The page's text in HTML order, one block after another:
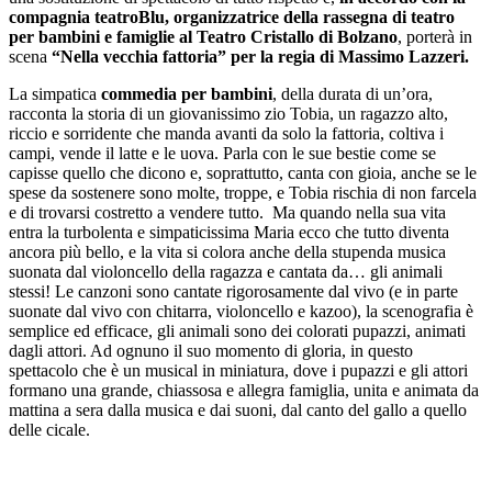
compagnia teatroBlu, organizzatrice della rassegna di teatro
per bambini e famiglie al Teatro Cristallo di Bolzano, porterà in
scena “Nella vecchia fattoria” per la regia di Massimo Lazzeri.
La simpatica commedia per bambini, della durata di un’ora,
racconta la storia di un giovanissimo zio Tobia, un ragazzo alto,
riccio e sorridente che manda avanti da solo la fattoria, coltiva i
campi, vende il latte e le uova. Parla con le sue bestie come se
capisse quello che dicono e, soprattutto, canta con gioia, anche se le
spese da sostenere sono molte, troppe, e Tobia rischia di non farcela
e di trovarsi costretto a vendere tutto. Ma quando nella sua vita
entra la turbolenta e simpaticissima Maria ecco che tutto diventa
ancora più bello, e la vita si colora anche della stupenda musica
suonata dal violoncello della ragazza e cantata da… gli animali
stessi! Le canzoni sono cantate rigorosamente dal vivo (e in parte
suonate dal vivo con chitarra, violoncello e kazoo), la scenografia è
semplice ed efficace, gli animali sono dei colorati pupazzi, animati
dagli attori. Ad ognuno il suo momento di gloria, in questo
spettacolo che è un musical in miniatura, dove i pupazzi e gli attori
formano una grande, chiassosa e allegra famiglia, unita e animata da
mattina a sera dalla musica e dai suoni, dal canto del gallo a quello
delle cicale.